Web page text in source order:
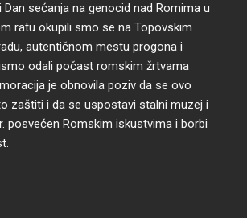
Dan sećanja na genocid nad Romima u
ratu okupili smo se na Topovskim
autentičnom mestu progona i
odali počast romskim žrtvama
je obnovila poziv da se ovo
zaštiti i da se uspostavi stalni muzej i
posvećen Romskim iskustvima i borbi